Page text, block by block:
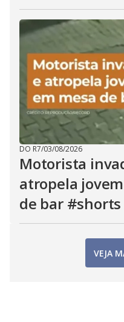
DO R7/03/08/2026
Motorista
atropela
de bar
VEJA